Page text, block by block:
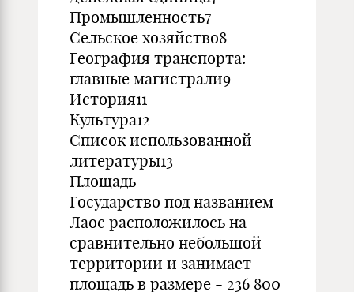
Промышленность7
Сельское хозяйство8
География транспорта:
главные магистрали9
История11
Культура12
Список использованной
литературы13
Площадь
Государство под названием
Лаос расположилось на
сравнительно небольшой
территории и занимает
площадь в размере - 236 800